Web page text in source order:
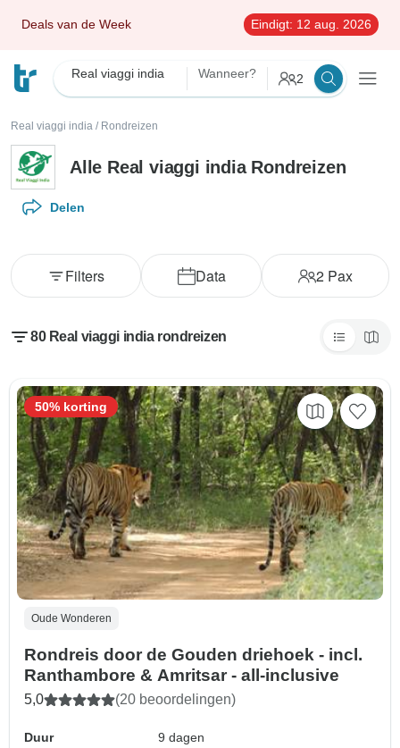
Deals van de Week Eindigt: 12 aug. 2026
Real viaggi india Wanneer? 2
Real viaggi india / Rondreizen
Alle Real viaggi india Rondreizen
Delen
Data 2 Pax
Filters
80 Real viaggi india rondreizen
Oude Wonderen
Rondreis door de Gouden driehoek - incl.
Ranthambore & Amritsar - all-inclusive
5,0 (20 beoordelingen)
Duur
9 dagen
50% korting